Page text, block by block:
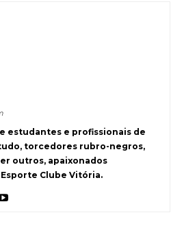
estudantes e profissionais de
torcedores rubro-negros,
outros, apaixonados
Clube Vitória.